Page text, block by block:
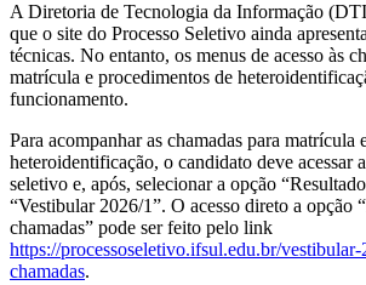
A Diretoria de Tecnologia da Informação
que o site do Processo Seletivo ainda
técnicas. No entanto, os menus de acesso às
matrícula e procedimentos de
funcionamento.
Para acompanhar as chamadas para matrícula
heteroidentificação, o candidato deve acessar
seletivo e, após, selecionar a opção
“Vestibular 2026/1”. O acesso direto a opção
chamadas” pode ser feito pelo link
https://processoseletivo.ifsul.edu.br/
chamadas.